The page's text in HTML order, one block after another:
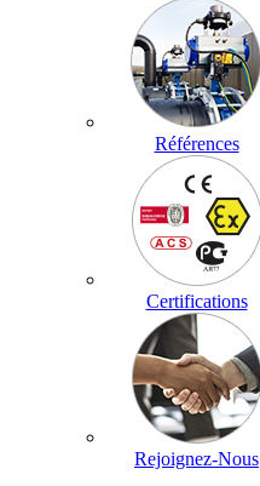
Références
Certifications
Rejoignez-Nous